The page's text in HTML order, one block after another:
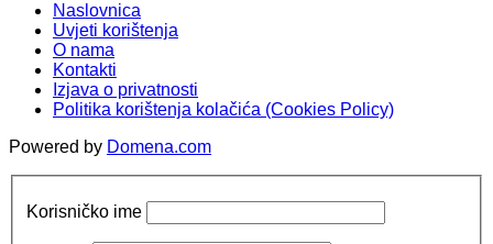
Naslovnica
Uvjeti korištenja
O nama
Kontakti
Izjava o privatnosti
Politika korištenja kolačića (Cookies Policy)
Powered by Domena.com
Korisničko ime